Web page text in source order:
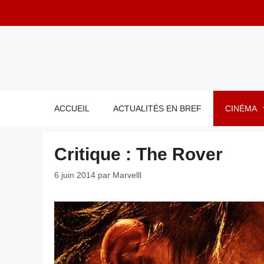
ACCUEIL ACTUALITÉS EN BREF CINÉMA
Critique : The Rover
6 juin 2014 par Marvelll